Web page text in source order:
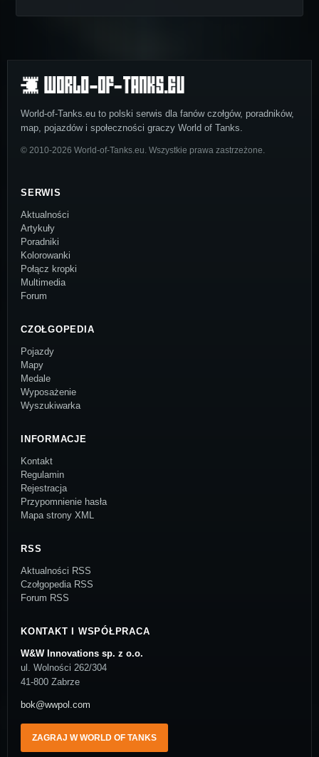
World-of-Tanks.eu to polski serwis dla fanów czołgów, poradników,
map, pojazdów i społeczności graczy World of Tanks.
© 2010-2026 World-of-Tanks.eu. Wszystkie prawa zastrzeżone.
SERWIS
Aktualności
Artykuły
Poradniki
Kolorowanki
Połącz kropki
Multimedia
Forum
CZOŁGOPEDIA
Pojazdy
Mapy
Medale
Wyposażenie
Wyszukiwarka
INFORMACJE
Kontakt
Regulamin
Rejestracja
Przypomnienie hasła
Mapa strony XML
RSS
Aktualności RSS
Czołgopedia RSS
Forum RSS
KONTAKT I WSPÓŁPRACA
W&W Innovations sp. z o.o.
ul. Wolności 262/304
41-800 Zabrze
bok@wwpol.com
ZAGRAJ W WORLD OF TANKS